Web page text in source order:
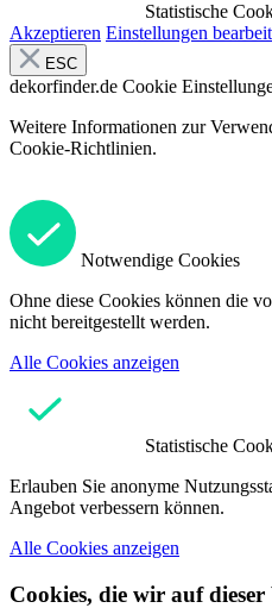
Statistische
Akzeptieren Einstellungen
ESC
dekorfinder.de Cookie
Weitere Informationen zur
Cookie-Richtlinien.
Notwendige Cookies
Ohne diese Cookies können die
nicht bereitgestellt werden.
Alle Cookies anzeigen
Statistische
Erlauben Sie anonyme
Angebot verbessern können.
Alle Cookies anzeigen
Cookies, die wir auf dieser